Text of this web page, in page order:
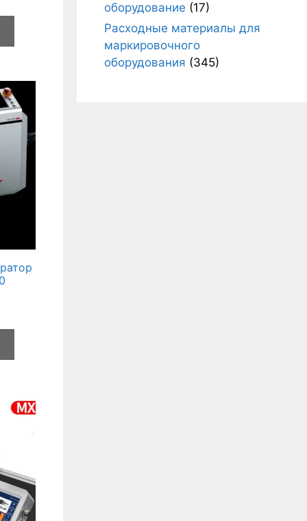
оборудование (17)
Расходные материалы для
маркировочного
оборудования (345)